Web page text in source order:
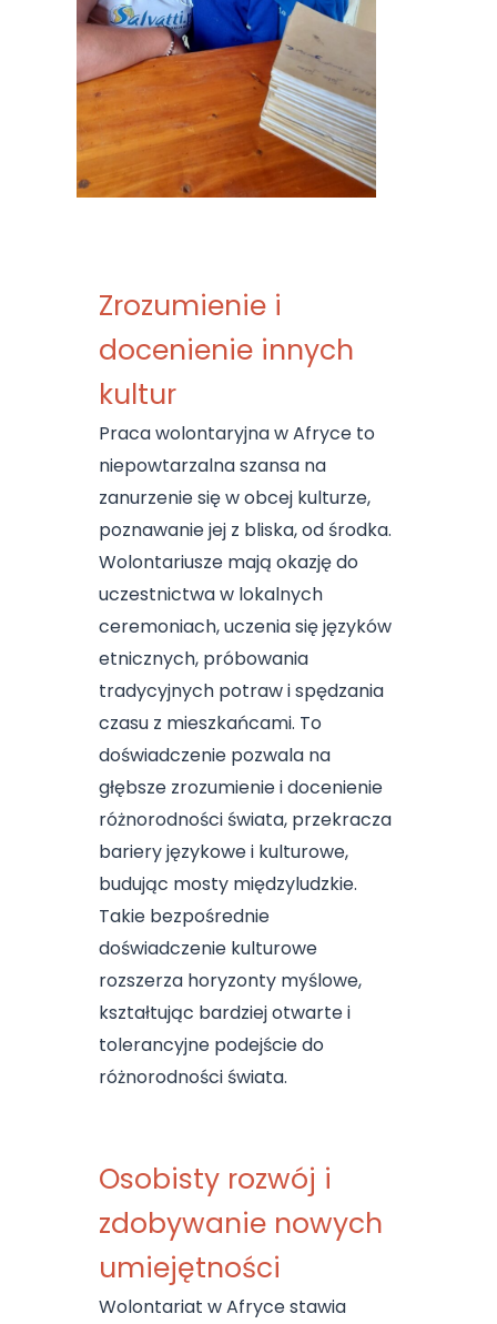
Zrozumienie i
docenienie innych
kultur
Praca wolontaryjna w Afryce to
niepowtarzalna szansa na
zanurzenie się w obcej kulturze,
poznawanie jej z bliska, od środka.
Wolontariusze mają okazję do
uczestnictwa w lokalnych
ceremoniach, uczenia się języków
etnicznych, próbowania
tradycyjnych potraw i spędzania
czasu z mieszkańcami. To
doświadczenie pozwala na
głębsze zrozumienie i docenienie
różnorodności świata, przekracza
bariery językowe i kulturowe,
budując mosty międzyludzkie.
Takie bezpośrednie
doświadczenie kulturowe
rozszerza horyzonty myślowe,
kształtując bardziej otwarte i
tolerancyjne podejście do
różnorodności świata.
Osobisty rozwój i
zdobywanie nowych
umiejętności
Wolontariat w Afryce stawia